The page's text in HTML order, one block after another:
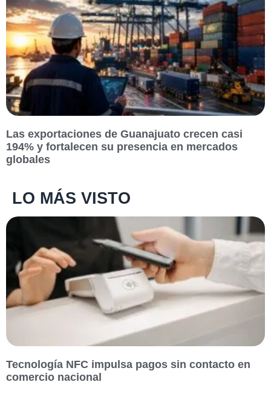
Las exportaciones de Guanajuato crecen casi
194% y fortalecen su presencia en mercados
globales
LO MÁS VISTO
Tecnología NFC impulsa pagos sin contacto en
comercio nacional